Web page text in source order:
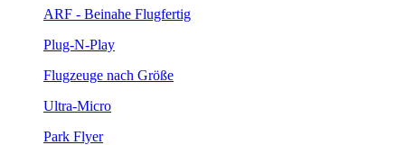
ARF - Beinahe Flugfertig
Plug-N-Play
Flugzeuge nach Größe
Ultra-Micro
Park Flyer